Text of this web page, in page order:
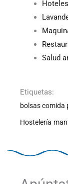
Hoteles
Salud
Etiquetas:
bolsas comida
Hostelería